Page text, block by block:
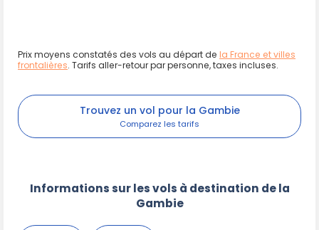
Prix moyens constatés des vols au départ de la France et villes
frontalières. Tarifs aller-retour par personne, taxes incluses.
Trouvez un vol pour la Gambie
Informations sur les vols à destination de la
Gambie